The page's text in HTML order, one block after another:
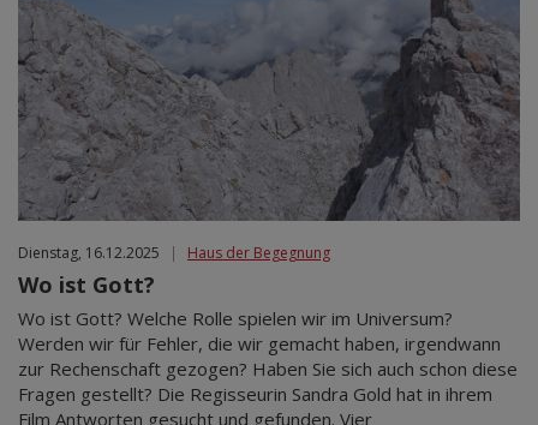
Dienstag, 16.12.2025 | Haus der Begegnung
Wo ist Gott?
Wo ist Gott? Welche Rolle spielen wir im Universum?
Werden wir für Fehler, die wir gemacht haben, irgendwann
zur Rechenschaft gezogen? Haben Sie sich auch schon diese
Fragen gestellt? Die Regisseurin Sandra Gold hat in ihrem
Film Antworten gesucht und gefunden. Vier